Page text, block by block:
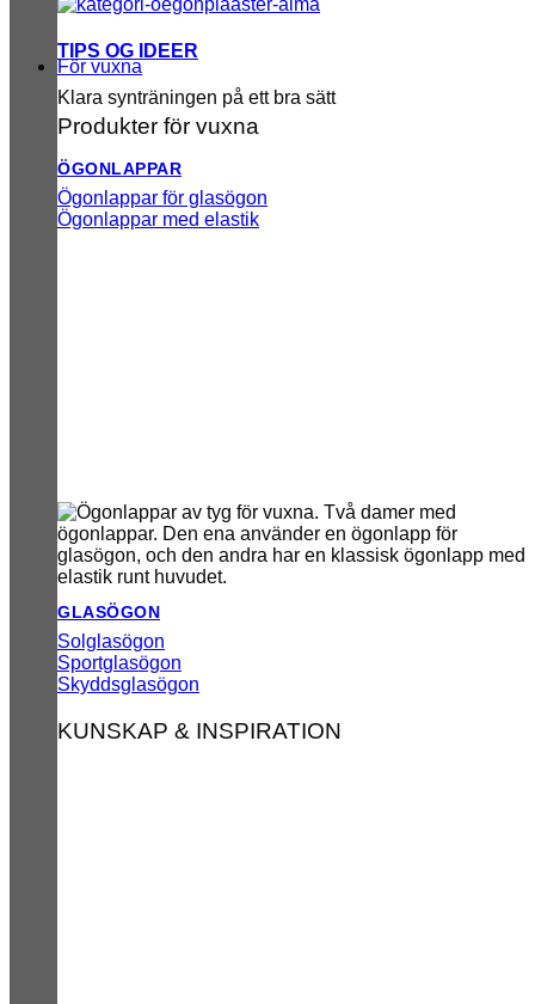
TIPS OG IDEER
Klara synträningen på ett bra sätt
För vuxna
Produkter för vuxna
ÖGONLAPPAR
Ögonlappar för glasögon
Ögonlappar med elastik
GLASÖGON
Solglasögon
Sportglasögon
Skyddsglasögon
KUNSKAP & INSPIRATION